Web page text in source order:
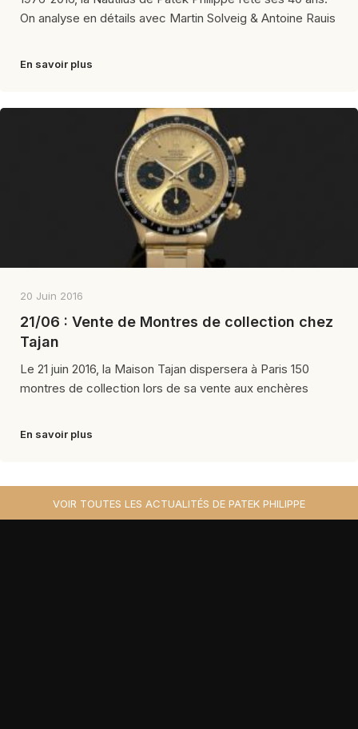
On analyse en détails avec Martin Solveig & Antoine Rauis
En savoir plus
20 Juin 2016
21/06 : Vente de Montres de collection chez
Tajan
Le 21 juin 2016, la Maison Tajan dispersera à Paris 150
montres de collection lors de sa vente aux enchères
En savoir plus
VOIR TOUTES LES ACTUALITÉS DE PATEK PHILIPPE